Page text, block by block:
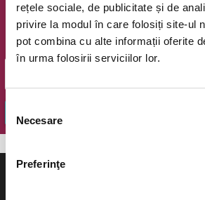
rețele sociale, de publicitate și de
privire la modul în care folosiți site-ul
pot combina cu alte informații oferite
în urma folosirii serviciilor lor.
consimțământului
Necesare
Preferinţe
Oferte exclusive si o editie
evenimente.
Email